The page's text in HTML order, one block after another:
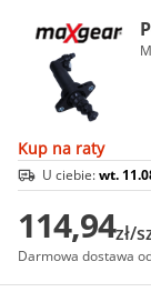
Kup na raty
U ciebie:wt.
114,94zł/
Darmowa dostawa